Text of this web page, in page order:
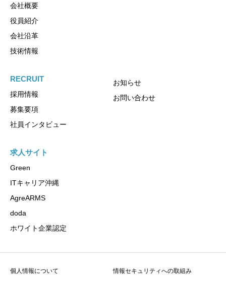
会社概要
役員紹介
会社沿革
技術情報
RECRUIT
採用情報
募集要項
社員インタビュー
お知らせ
お問い合わせ
求人サイト
Green
ITキャリア沖縄
AgreARMS
doda
ホワイト企業認定
個人情報について 情報セキュリティへの取組み